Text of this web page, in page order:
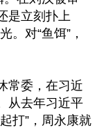
是立刻扑上
。对“鱼饵”，
常委，在习近
从去年习近平
打”，周永康就